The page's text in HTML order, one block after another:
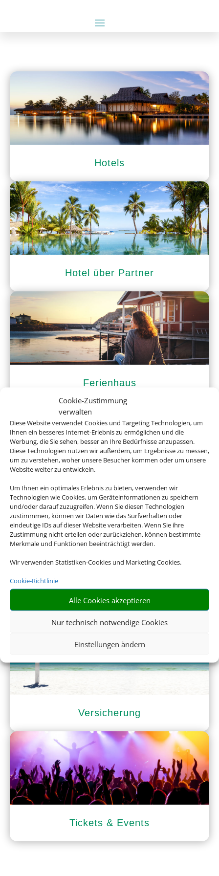
Cookie-Zustimmung
verwalten
Diese Website verwendet Cookies und Targeting Technologien, um
Ihnen ein besseres Internet-Erlebnis zu ermöglichen und die
Werbung, die Sie sehen, besser an Ihre Bedürfnisse anzupassen.
Diese Technologien nutzen wir außerdem, um Ergebnisse zu messen,
um zu verstehen, woher unsere Besucher kommen oder um unsere
Website weiter zu entwickeln.
Um Ihnen ein optimales Erlebnis zu bieten, verwenden wir
Technologien wie Cookies, um Geräteinformationen zu speichern
und/oder darauf zuzugreifen. Wenn Sie diesen Technologien
zustimmmen, können wir Daten wie das Surfverhalten oder
eindeutige IDs auf dieser Website verarbeiten. Wenn Sie ihre
Zustimmung nicht erteilen oder zurückziehen, können bestimmte
Merkmale und Funktionen beeinträchtigt werden.
Wir verwenden Statistiken-Cookies und Marketing Cookies.
Cookie-Richtlinie
Alle Cookies akzeptieren
Nur technisch notwendige Cookies
Einstellungen ändern
Hotels
Hotel über Partner
Ferienhaus
Hotel und Bahn
Mietwagen
Versicherung
Tickets & Events